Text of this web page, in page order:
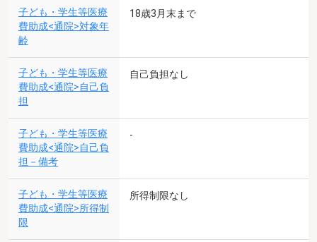
子ども・学生等医療
費助成<通院>対象年
齢
18歳3月末まで
子ども・学生等医療
費助成<通院>自己負
担
自己負担なし
子ども・学生等医療
費助成<通院>自己負
担－備考
-
子ども・学生等医療
費助成<通院>所得制
限
所得制限なし